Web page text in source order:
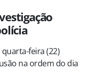
feira (22)
na ordem do dia